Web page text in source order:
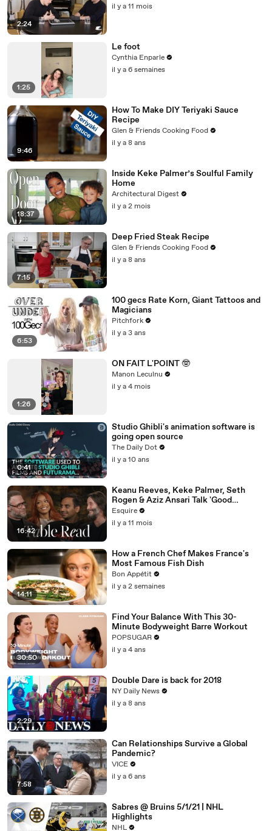
2:24
il y a 11 mois
1:25
Le foot
Cynthia Enparle
il y a 6 semaines
9:46
How To Make DIY Teriyaki Sauce
Recipe
Glen & Friends Cooking Food
il y a 8 ans
18:37
Inside Keke Palmer’s Soulful Family
Home
Architectural Digest
il y a 2 mois
7:15
Deep Fried Steak Recipe
Glen & Friends Cooking Food
il y a 8 ans
6:53
100 gecs Rate Korn, Giant Tattoos and
Magicians
Pitchfork
il y a 3 ans
1:26
ON FAIT L'POINT 🤓
Manon Leculnu
il y a 4 mois
0:41
Studio Ghibli's animation software is
going open source
The Daily Dot
il y a 10 ans
16:42
Keanu Reeves, Keke Palmer, Seth
Rogen & Aziz Ansari Talk 'Good
Fortune' at Esquire’s Table Read
Esquire
il y a 11 mois
14:11
How a French Chef Makes France's
Most Famous Fish Dish
Bon Appétit
il y a 2 semaines
30:50
Find Your Balance With This 30-
Minute Bodyweight Barre Workout
POPSUGAR
il y a 4 ans
2:29
Double Dare is back for 2018
NY Daily News
il y a 8 ans
7:58
Can Relationships Survive a Global
Pandemic?
VICE
il y a 6 ans
Sabres @ Bruins 5/1/21 | NHL
Highlights
NHL